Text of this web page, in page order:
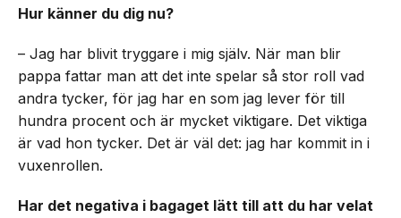
Hur känner du dig nu?
– Jag har blivit tryggare i mig själv. När man blir
pappa fattar man att det inte spelar så stor roll vad
andra tycker, för jag har en som jag lever för till
hundra procent och är mycket viktigare. Det viktiga
är vad hon tycker. Det är väl det: jag har kommit in i
vuxenrollen.
Har det negativa i bagaget lätt till att du har velat